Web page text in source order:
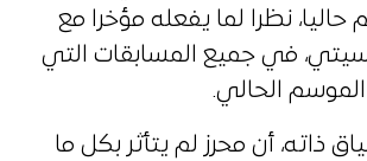
حاليا، نظرا لما يفعله مؤخرا مع
في جميع المسابقات التي
الحالي.
ذاته، أن محرز لم يتأثر بكل ما